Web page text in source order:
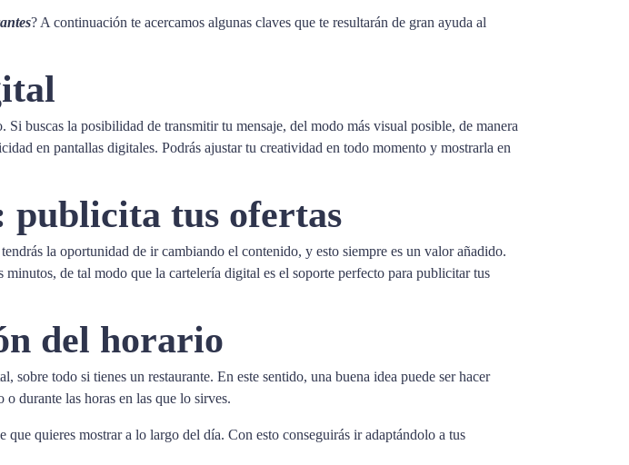
? A continuación te acercamos algunas claves que te resultarán de gran ayuda al
buscas la posibilidad de transmitir tu mensaje, del modo más visual posible, de manera
en pantallas digitales. Podrás ajustar tu creatividad en todo momento y mostrarla en
publicita tus ofertas
la oportunidad de ir cambiando el contenido, y esto siempre es un valor añadido.
de tal modo que la cartelería digital es el soporte perfecto para publicitar tus
del horario
sobre todo si tienes un restaurante. En este sentido, una buena idea puede ser hacer
durante las horas en las que lo sirves.
quieres mostrar a lo largo del día. Con esto conseguirás ir adaptándolo a tus